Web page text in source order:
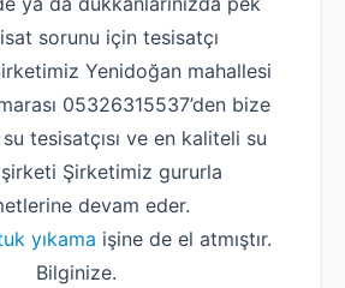
sorunu için tesisatçı
Yenidoğan mahallesi
05326315537’den bize
su tesisatçısı ve en kaliteli su
şirketi Şirketimiz gururla
devam eder.
yıkama işine de el atmıştır.
Bilginize.